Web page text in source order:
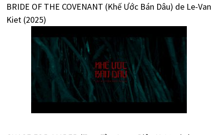
BRIDE OF THE COVENANT (Khế Ước Bán Dâu) de Le-Van
Kiet (2025)